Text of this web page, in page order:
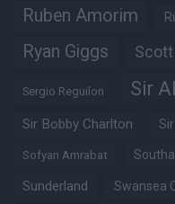
Ruben Amorim
Ryan Giggs
Sergio Reguilon Sir
Sir Bobby Charlton
Sofyan Amrabat
Sunderland Swansea